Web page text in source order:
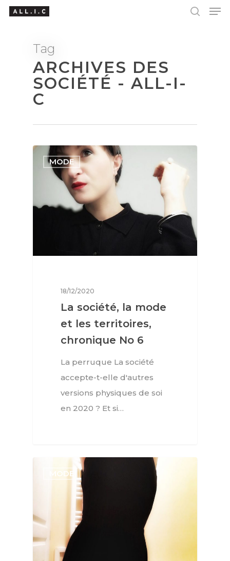
Hit enter to search or ESC to close
Tag
ARCHIVES DES
SOCIÉTÉ - ALL-I-
C
MODE
18/12/2020
La société, la mode
et les territoires,
chronique No 6
La perruque La société
accepte-t-elle d'autres
versions physiques de soi
en 2020 ? Et si…
MODE